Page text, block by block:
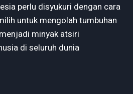
perlu disyukuri dengan cara
untuk mengolah tumbuhan
minyak atsiri
di seluruh dunia